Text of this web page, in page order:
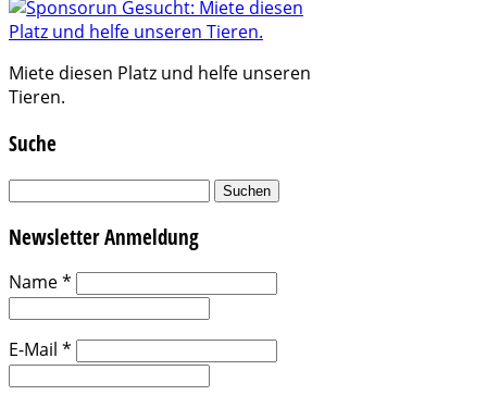
Miete diesen Platz und helfe unseren
Tieren.
Suche
Suchen
Newsletter Anmeldung
Name*
E-Mail *